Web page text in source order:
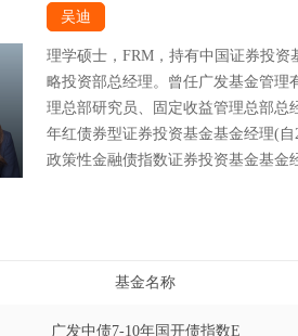
吴迪
理学硕士，FRM，持有中国证券投
略投资部总经理。曾任广发基金管理
理总部研究员、固定收益管理总部总
年红债券型证券投资基金基金经理(自
政策性金融债指数证券投资基金基金
债券型证券投资基金基金经理(自
基金名称
广发中债7-10年国开债指数E